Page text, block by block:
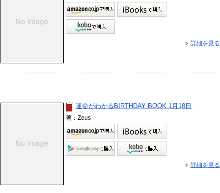
詳細を見る
運命がわかるBIRTHDAY BOOK 1月18日
著：Zeus
詳細を見る